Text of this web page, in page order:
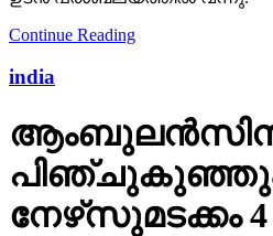
Continue Reading
india
ആംബുലന്‍സിന്
പിഞ്ചുകുഞ്ഞും
നേഴ്‌സുമടക്കം